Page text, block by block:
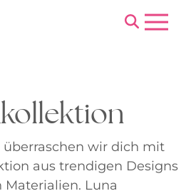
Menu
wir dich mit
aus trendigen Designs
Luna